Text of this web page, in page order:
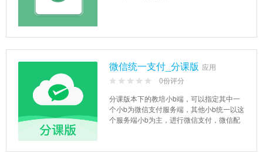
微信统一支付_分课版 应用
0份评分
分课版本下的教培小b端，可以指定其中一
个小b为微信支付服务端，其他小b统一以这
个服务端小b为主，进行微信支付，微信配